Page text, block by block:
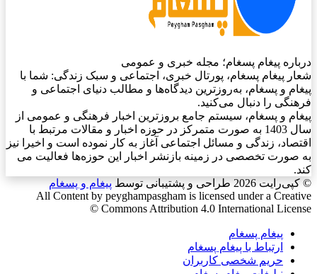
درباره پیغام پسغام؛ مجله خبری و عمومی
شعار پیغام پسغام، پورتال خبری، اجتماعی و سبک زندگی: شما با
پیغام و پسغام، به‌روزترین دیدگاه‌ها و مطالب دنیای اجتماعی و
فرهنگی را دنبال می‌کنید.
پیغام و پسغام، سیستم جامع بروزترین اخبار فرهنگی و عمومی از
سال 1403 به صورت متمرکز در حوزه اخبار و مقالات مرتبط با
اقتصاد، زندگی و مسائل اجتماعی آغاز به کار نموده است و اخیرا نیز
به صورت تخصصی در زمینه بازنشر اخبار این حوزه‌ها فعالیت می
کند.
© کپی‌رایت 2026
طراحی و پشتیبانی توسط پیغام و پسغام
All Content by peyghampasgham is licensed under a Creative
Commons Attribution 4.0 International License ©️
پیغام پسغام
ارتباط با پیغام پسغام
حریم شخصی کاربران